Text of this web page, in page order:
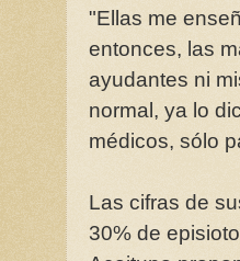
"Ellas me
entonces, las
ayudantes ni
normal, ya lo
médicos, sólo
Las cifras de
30% de